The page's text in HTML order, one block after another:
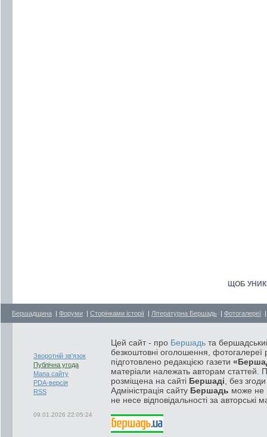
ЩОБ
Бершадщина | Форуми | Сторінками історії | Літературна Бершадь | Фотогалереї
Зворотній зв'язок
Публічна угода
Мапа сайту
PDA-версія
RSS
09.01.2026 22:05:24
Цей сайт - про Бершадь та
безкоштовні оголошення, фотогалереї
підготовлено редакцією газети
матеріали належать авторам статтей.
розміщена на сайті Бершаді , без
Адміністрація сайту Бершадь може не
не несе відповідальності за авторські